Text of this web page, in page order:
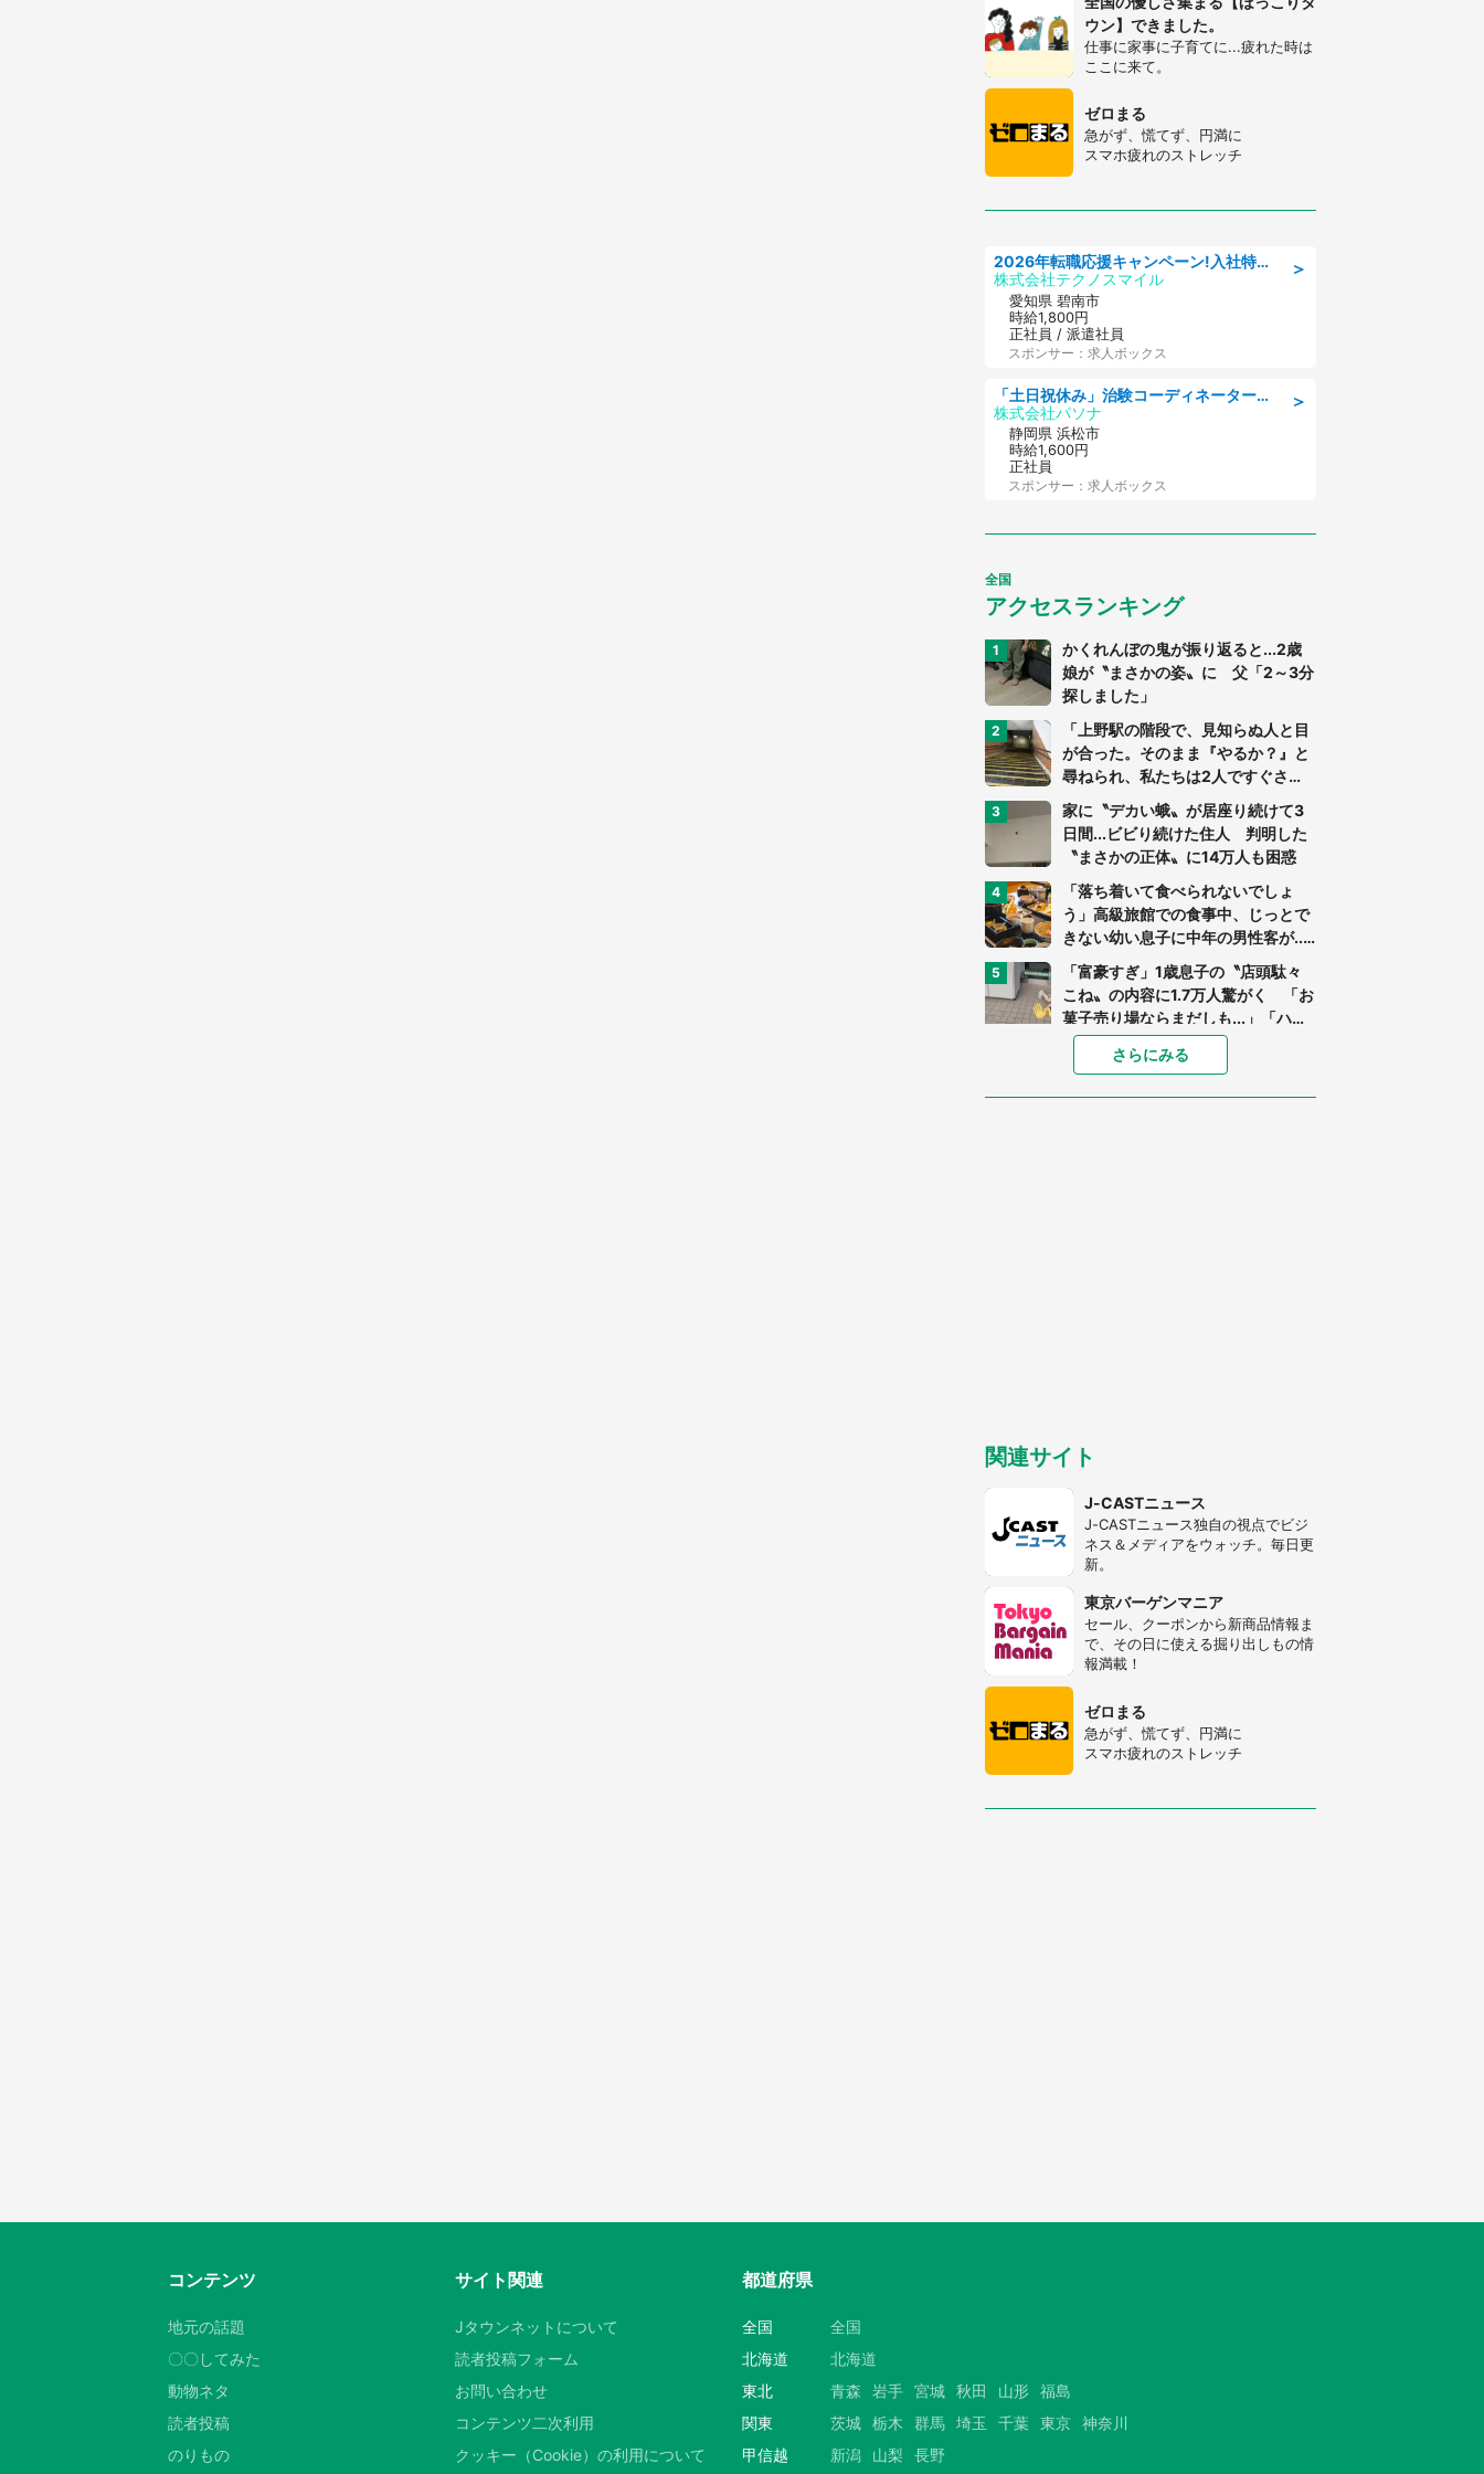
ウン】できました。
仕事に家事に子育てに...疲れた時は
ここに来て。
ゼロまる
急がず、慌てず、円満に
スマホ疲れのストレッチ
＞
2026年転職応援キャンペーン!入社特典58万円/デンソーで働こう!自動車工場で小型部品の検査業務 denso aichi
株式会社テクノスマイル
愛知県 碧南市
時給1,800円
正社員 / 派遣社員
スポンサー：求人ボックス
＞
「土日祝休み」治験コーディネーターのお仕事/未経験OK
株式会社パソナ
静岡県 浜松市
時給1,600円
正社員
スポンサー：求人ボックス
全国
アクセスランキング
かくれんぼの鬼が振り返ると...2歳
娘が〝まさかの姿〟に 父「2～3分
探しました」
「上野駅の階段で、見知らぬ人と目
が合った。そのまま『やるか？』と
尋ねられ、私たちは2人ですぐさ
ま...」（茨城県・70代男性）
家に〝デカい蛾〟が居座り続けて3
日間...ビビり続けた住人 判明した
〝まさかの正体〟に14万人も困惑
「落ち着いて食べられないでしょ
う」高級旅館での食事中、じっとで
きない幼い息子に中年の男性客が...
（東京都・40代男性）
「富豪すぎ」1歳息子の〝店頭駄々
こね〟の内容に1.7万人驚がく 「お
菓子売り場ならまだしも...」「ハー
ドル高い」
「閉所恐怖症の私は新幹線で大パニ
ック。隣席の青年に『手を繋いで』
とお願いしたら...」 体験談に8万
県・30代女性）
さらにみる
関連サイト
J-CASTニュース
J-CASTニュース独自の視点でビジ
ネス＆メディアをウォッチ。毎日更
新。
東京バーゲンマニア
セール、クーポンから新商品情報ま
で、その日に使える掘り出しもの情
報満載！
ゼロまる
急がず、慌てず、円満に
スマホ疲れのストレッチ
コンテンツ
地元の話題
〇〇してみた
動物ネタ
読者投稿
のりもの
サイト関連
Jタウンネットについて
読者投稿フォーム
お問い合わせ
コンテンツ二次利用
クッキー（Cookie）の利用について
都道府県
全国
全国
北海道
北海道
東北
青森 岩手 宮城 秋田 山形 福島
関東
茨城 栃木 群馬 埼玉 千葉 東京 神奈川
甲信越
新潟 山梨 長野